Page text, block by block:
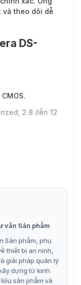
và theo dõi dễ
DS-
2.8 đến 12
công nghệ
sáng ngược
dB.
và phương tiện
sẵn.
phá hoại (IK10).
vấn Sản phẩm
Sản phẩm, phụ
thiết bị an ninh,
giải pháp quản lý
dựng từ kinh
sản phẩm và